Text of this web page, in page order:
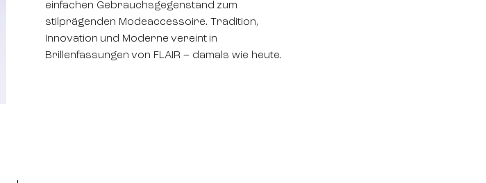
einfachen Gebrauchsgegenstand zum
stilprägenden Modeaccessoire. Tradition,
Innovation und Moderne vereint in
Brillenfassungen von FLAIR – damals wie heute.